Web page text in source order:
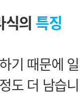
식의 특징
도 더 남습